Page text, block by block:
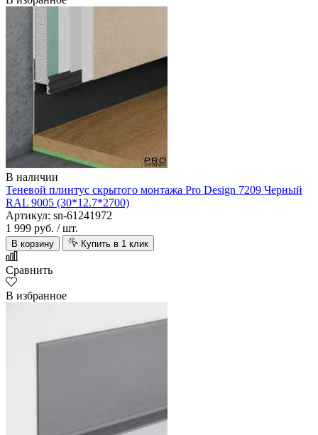
В наличии
Теневой плинтус скрытого монтажа Pro Design 7209 Черный
RAL 9005 (30*12.7*2700)
Артикул: sn-61241972
1 999 руб. / шт.
В корзину Купить в 1 клик
Сравнить
В избранное